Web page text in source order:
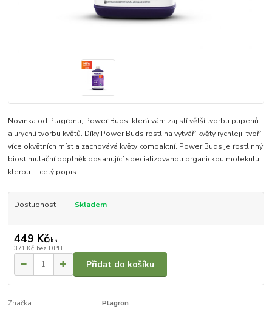
Novinka od Plagronu, Power Buds, která vám zajistí větší tvorbu pupenů
a urychlí tvorbu květů. Díky Power Buds rostlina vytváří květy rychleji, tvoří
více okvětních míst a zachovává květy kompaktní. Power Buds je rostlinný
biostimulační doplněk obsahující specializovanou organickou molekulu,
kterou ... celý popis
Dostupnost Skladem
449 Kč/ks
371 Kč bez DPH
Přidat do košíku
Značka: Plagron